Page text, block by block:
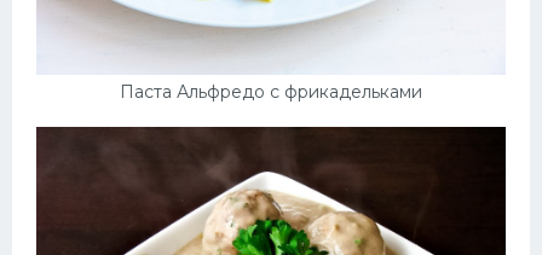
Паста Альфредо с фрикадельками